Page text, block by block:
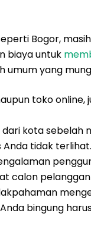
Bogor,
biaya untuk
yang
toko
kota sebelah
Anda tidak terlihat.
calon
bingung